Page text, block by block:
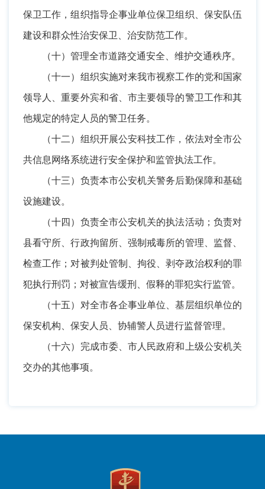
保卫工作，组织指导企事业单位保卫组织、保安队伍
建设和群众性治安保卫、治安防范工作。
（十）管理全市道路交通安全、维护交通秩序。
（十一）组织实施对来我市视察工作的党和国家
领导人、重要外宾和省、市主要领导的警卫工作和其
他规定的特定人员的警卫任务。
（十二）组织开展公安科技工作，依法对全市公
共信息网络系统进行安全保护和监管执法工作。
（十三）负责本市公安机关警务后勤保障和基础
设施建设。
（十四）负责全市公安机关的执法活动；负责对
县看守所、行政拘留所、强制戒毒所的管理、监督、
检查工作；对被判处管制、拘役、剥夺政治权利的罪
犯执行刑罚；对被宣告缓刑、假释的罪犯实行监管。
（十五）对全市各企事业单位、基层组织单位的
保安机构、保安人员、协辅警人员进行监督管理。
（十六）完成市委、市人民政府和上级公安机关
交办的其他事项。